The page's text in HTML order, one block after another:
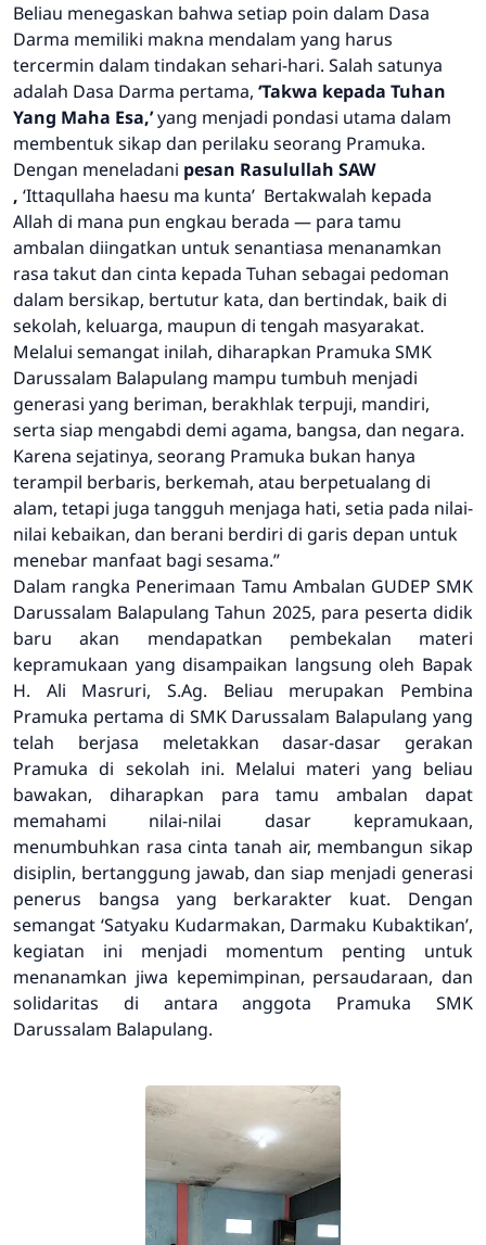
Beliau menegaskan bahwa setiap poin dalam Dasa
Darma memiliki makna mendalam yang harus
tercermin dalam tindakan sehari-hari. Salah satunya
adalah Dasa Darma pertama, ‘Takwa kepada Tuhan
Yang Maha Esa,’yang menjadi pondasi utama dalam
membentuk sikap dan perilaku seorang Pramuka.
Dengan meneladani pesan Rasulullah SAW
, ‘Ittaqullaha haesu ma kunta’ Bertakwalah kepada
Allah di mana pun engkau berada — para tamu
ambalan diingatkan untuk senantiasa menanamkan
rasa takut dan cinta kepada Tuhan sebagai pedoman
dalam bersikap, bertutur kata, dan bertindak, baik di
sekolah, keluarga, maupun di tengah masyarakat.
Melalui semangat inilah, diharapkan Pramuka SMK
Darussalam Balapulang mampu tumbuh menjadi
generasi yang beriman, berakhlak terpuji, mandiri,
serta siap mengabdi demi agama, bangsa, dan negara.
Karena sejatinya, seorang Pramuka bukan hanya
terampil berbaris, berkemah, atau berpetualang di
alam, tetapi juga tangguh menjaga hati, setia pada nilai-
nilai kebaikan, dan berani berdiri di garis depan untuk
menebar manfaat bagi sesama.”
Dalam rangka Penerimaan Tamu Ambalan GUDEP SMK
Darussalam Balapulang Tahun 2025, para peserta didik
baru akan mendapatkan pembekalan materi
kepramukaan yang disampaikan langsung oleh Bapak
H. Ali Masruri, S.Ag. Beliau merupakan Pembina
Pramuka pertama di SMK Darussalam Balapulang yang
telah berjasa meletakkan dasar-dasar gerakan
Pramuka di sekolah ini. Melalui materi yang beliau
bawakan, diharapkan para tamu ambalan dapat
memahami nilai-nilai dasar kepramukaan,
menumbuhkan rasa cinta tanah air, membangun sikap
disiplin, bertanggung jawab, dan siap menjadi generasi
penerus bangsa yang berkarakter kuat. Dengan
semangat ‘Satyaku Kudarmakan, Darmaku Kubaktikan’,
kegiatan ini menjadi momentum penting untuk
menanamkan jiwa kepemimpinan, persaudaraan, dan
solidaritas di antara anggota Pramuka SMK
Darussalam Balapulang.